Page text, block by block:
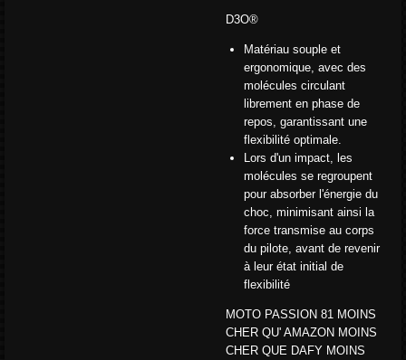
D3O®
Matériau souple et
ergonomique, avec des
molécules circulant
librement en phase de
repos, garantissant une
flexibilité optimale.
Lors d'un impact, les
molécules se regroupent
pour absorber l'énergie du
choc, minimisant ainsi la
force transmise au corps
du pilote, avant de revenir
à leur état initial de
flexibilité
MOTO PASSION 81 MOINS
CHER QU' AMAZON MOINS
CHER QUE DAFY MOINS